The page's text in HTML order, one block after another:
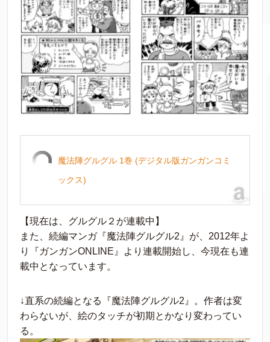
魔法陣グルグル 1巻 (デジタル版ガンガンコミ
ックス)
【現在は、グルグル２が連載中】
また、続編マンガ『魔法陣グルグル2』が、2012年よ
り『ガンガンONLINE』より連載開始し、今現在も連
載中となっています。
↓直系の続編となる『魔法陣グルグル2』。作者は変
わらないが、絵のタッチが初期とかなり変わってい
る。